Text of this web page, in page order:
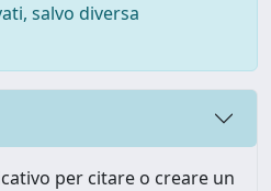
salvo diversa
per citare o creare un